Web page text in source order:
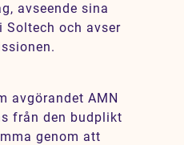
avseende sina
Soltech och avser
avgörandet AMN
från den budplikt
genom att